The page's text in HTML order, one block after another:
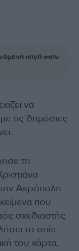
πηγή στην
να
τις δημόσιες
τη
Ακρόπολη
που
σχεδιαστής
το σπίτι
του κάρτα.